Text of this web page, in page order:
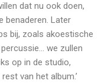
dat nu ook doen,
benaderen. Later
bij, zoals akoestische
we zullen
op in de studio,
van het album.’